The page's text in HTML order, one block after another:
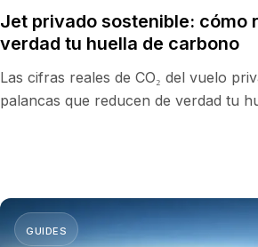
Jet privado sostenible: cómo
verdad tu huella de carbono
Las cifras reales de CO₂ del vuelo
palancas que reducen de verdad tu
GUIDES